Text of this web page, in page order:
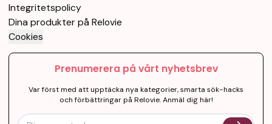
Integritetspolicy
Dina produkter på Relovie
Cookies
Prenumerera på vårt nyhetsbrev
Var först med att upptäcka nya kategorier, smarta sök-hacks
och förbättringar på Relovie. Anmäl dig här!